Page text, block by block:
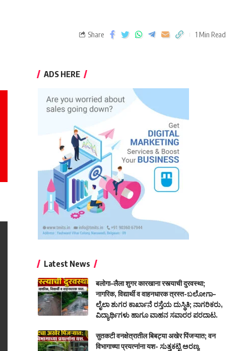
Share 1 Min Read
ADS HERE
Latest News
बलोगा–लैला शुगर कारखाना रस्त्याची दुरवस्था;
नागरिक, विद्यार्थी व वाहनधारक त्रस्त-ಬಲೋಗಾ–
ಲೈಲಾ ಶುಗರ ಕಾರ್ಖಾನೆ ರಸ್ತೆಯ ದುಸ್ಥಿತಿ; ನಾಗರಿಕರು,
ವಿದ್ಯಾರ್ಥಿಗಳು ಹಾಗೂ ವಾಹನ ಸವಾರರ ಪರದಾಟ.
सुतकटी वनक्षेत्रातील बिबट्या अखेर पिंजऱ्यात; वन
विभागाच्या प्रयत्नांना यश- ಸುತ್ತಕಟ್ಟಿ ಅರಣ್ಯ